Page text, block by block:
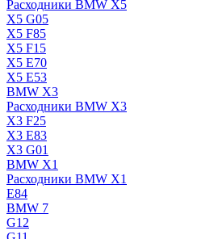
Расходники BMW X5
X5 G05
X5 F85
X5 F15
X5 E70
X5 E53
BMW X3
Расходники BMW X3
X3 F25
X3 E83
X3 G01
BMW X1
Расходники BMW X1
E84
BMW 7
G12